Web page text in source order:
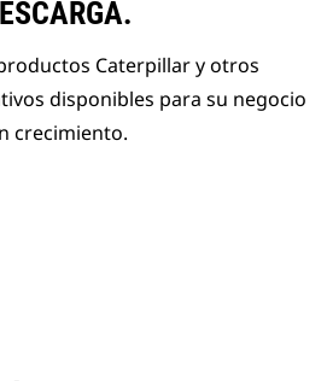
Caterpillar y otros
disponibles para su negocio
crecimiento.